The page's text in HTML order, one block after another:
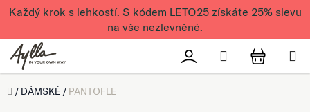
Přejít na obsah
Každý krok s lehkostí. S kódem LETO25 získáte 25% slevu
na vše nezlevněné.
Přihlášení
Hledat
Úvod
/ DÁMSKÉ / PANTOFLE